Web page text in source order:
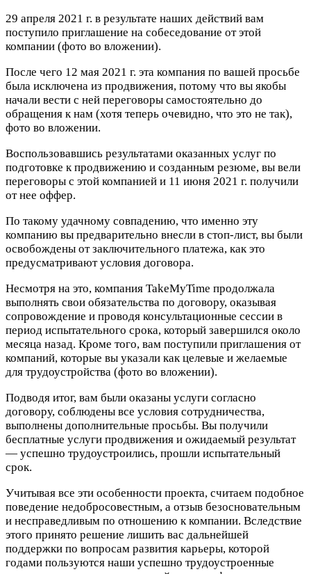
29 апреля 2021 г. в результате наших действий вам
поступило приглашение на собеседование от этой
компании (фото во вложении).
После чего 12 мая 2021 г. эта компания по вашей просьбе
была исключена из продвижения, потому что вы якобы
начали вести с ней переговоры самостоятельно до
обращения к нам (хотя теперь очевидно, что это не так),
фото во вложении.
Воспользовавшись результатами оказанных услуг по
подготовке к продвижению и созданным резюме, вы вели
переговоры с этой компанией и 11 июня 2021 г. получили
от нее оффер.
По такому удачному совпадению, что именно эту
компанию вы предварительно внесли в стоп-лист, вы были
освобождены от заключительного платежа, как это
предусматривают условия договора.
Несмотря на это, компания TakeMyTime продолжала
выполнять свои обязательства по договору, оказывая
сопровождение и проводя консультационные сессии в
период испытательного срока, который завершился около
месяца назад. Кроме того, вам поступили приглашения от
компаний, которые вы указали как целевые и желаемые
для трудоустройства (фото во вложении).
Подводя итог, вам были оказаны услуги согласно
договору, соблюдены все условия сотрудничества,
выполнены дополнительные просьбы. Вы получили
бесплатные услуги продвижения и ожидаемый результат
— успешно трудоустроились, прошли испытательный
срок.
Учитывая все эти особенности проекта, считаем подобное
поведение недобросовестным, а отзыв безосновательным
и несправедливым по отношению к компании. Вследствие
этого принято решение лишить вас дальнейшей
поддержки по вопросам развития карьеры, которой
годами пользуются наши успешно трудоустроенные